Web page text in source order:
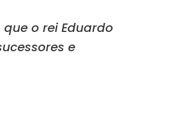
o rei Eduardo
e